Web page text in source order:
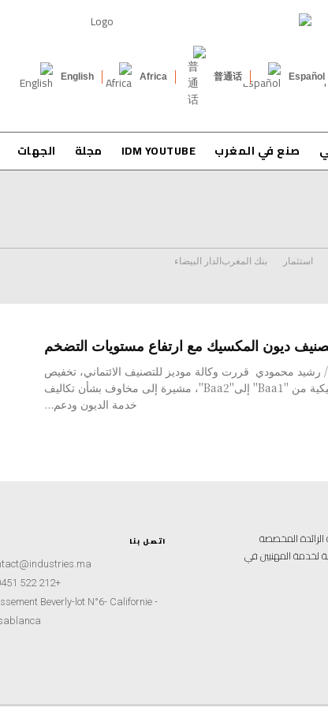
Español
普通话
Africa
English
صنع في المغرب IDM YOUTUBE مجلة الجهات
استثمار بنك المغربالدار البيضاء
ديون المكسيك مع ارتفاع مستويات التضخم
محمودي قررت وكالة موديز للتصنيف الائتماني، تخفيص
ديون الحكومة المكسيكية من "Baa1" إلى"Baa2"، مشيرة إلى مخاوف بشأن تكاليف
خدمة الديون ودعم...
اتصل بنا
+212 522 260451
Beverly-lot N°6- Californie -
الرائدة المخصصة
لخدمة المهنيين في